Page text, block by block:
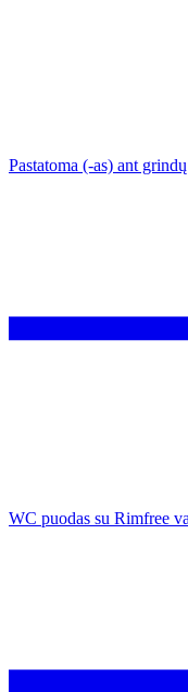
Pastatoma (-as) ant grindų
WC puodas su Rimfree